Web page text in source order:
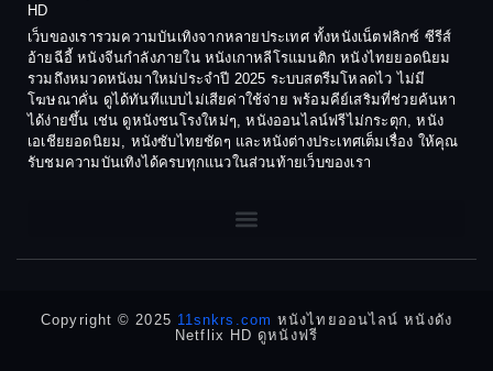
Culture
Dance เต้น
Dark Comedy ตลกร้าย
DC
Detective
Detective สืบสวน
1974
1973
1972
1971
1970
1969
1968
1964
HD
เว็บของเรารวมความบันเทิงจากหลายประเทศ ทั้งหนังเน็ตฟลิกซ์ ซีรีส์
อ้ายฉีอี้ หนังจีนกำลังภายใน หนังเกาหลีโรแมนติก หนังไทยยอดนิยม
รวมถึงหมวดหนังมาใหม่ประจำปี 2025 ระบบสตรีมโหลดไว ไม่มี
โฆษณาคั่น ดูได้ทันทีแบบไม่เสียค่าใช้จ่าย พร้อมคีย์เสริมที่ช่วยค้นหา
ได้ง่ายขึ้น เช่น ดูหนังชนโรงใหม่ๆ, หนังออนไลน์ฟรีไม่กระตุก, หนัง
เอเชียยอดนิยม, หนังซับไทยชัดๆ และหนังต่างประเทศเต็มเรื่อง ให้คุณ
รับชมความบันเทิงได้ครบทุกแนวในส่วนท้ายเว็บของเรา
Copyright © 2025 11snkrs.com หนังไทยออนไลน์ หนังดัง
Netflix HD ดูหนังฟรี